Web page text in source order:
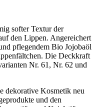
softer Textur der
den Lippen. Angereichert
pflegendem Bio Jojobaöl
Die Deckkraft
Nr. 61, Nr. 62 und
dekorative Kosmetik neu
und den